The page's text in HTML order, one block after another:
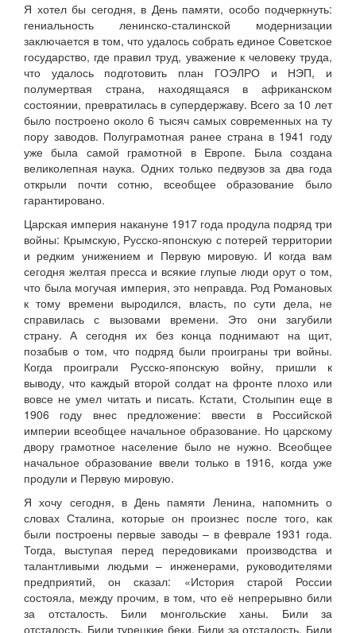
Я хотел бы сегодня, в День памяти, особо подчеркнуть:
гениальность ленинско-сталинской модернизации
заключается в том, что удалось собрать единое Советское
государство, где правил труд, уважение к человеку труда,
что удалось подготовить план ГОЭЛРО и НЭП, и
полумертвая страна, находящаяся в африканском
состоянии, превратилась в супердержаву. Всего за 10 лет
было построено около 6 тысяч самых современных на ту
пору заводов. Полуграмотная ранее страна в 1941 году
уже была самой грамотной в Европе. Была создана
великолепная наука. Одних только педвузов за два года
открыли почти сотню, всеобщее образование было
гарантировано.
Царская империя накануне 1917 года продула подряд три
войны: Крымскую, Русско-японскую с потерей территории
и редким унижением и Первую мировую. И когда вам
сегодня желтая пресса и всякие глупые люди орут о том,
что была могучая империя, это неправда. Род Романовых
к тому времени выродился, власть, по сути дела, не
справилась с вызовами времени. Это они загубили
страну. А сегодня их без конца поднимают на щит,
позабыв о том, что подряд были проиграны три войны.
Когда проиграли Русско-японскую войну, пришли к
выводу, что каждый второй солдат на фронте плохо или
вовсе не умел читать и писать. Кстати, Столыпин еще в
1906 году внес предложение: ввести в Российской
империи всеобщее начальное образование. Но царскому
двору грамотное население было не нужно. Всеобщее
начальное образование ввели только в 1916, когда уже
продули и Первую мировую.
Я хочу сегодня, в День памяти Ленина, напомнить о
словах Сталина, которые он произнес после того, как
были построены первые заводы – в феврале 1931 года.
Тогда, выступая перед передовиками производства и
талантливыми людьми – инженерами, руководителями
предприятий, он сказал: «История старой России
состояла, между прочим, в том, что её непрерывно били
за отсталость. Били монгольские ханы. Били за
отсталость. Били турецкие беки. Били за отсталость. Били